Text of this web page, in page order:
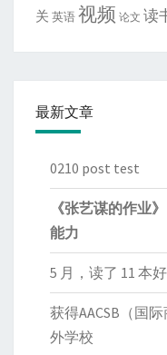
关 英语视频 论文 读
最新文章
0210 post test
《张艺谋的作业
能力
5 月，读了 11 本
获得AACSB（国
外学校